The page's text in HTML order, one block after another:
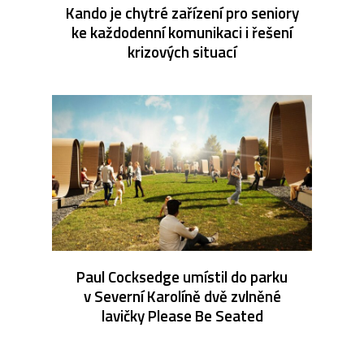
Kando je chytré zařízení pro seniory
ke každodenní komunikaci i řešení
krizových situací
Paul Cocksedge umístil do parku
v Severní Karolíně dvě zvlněné
lavičky Please Be Seated